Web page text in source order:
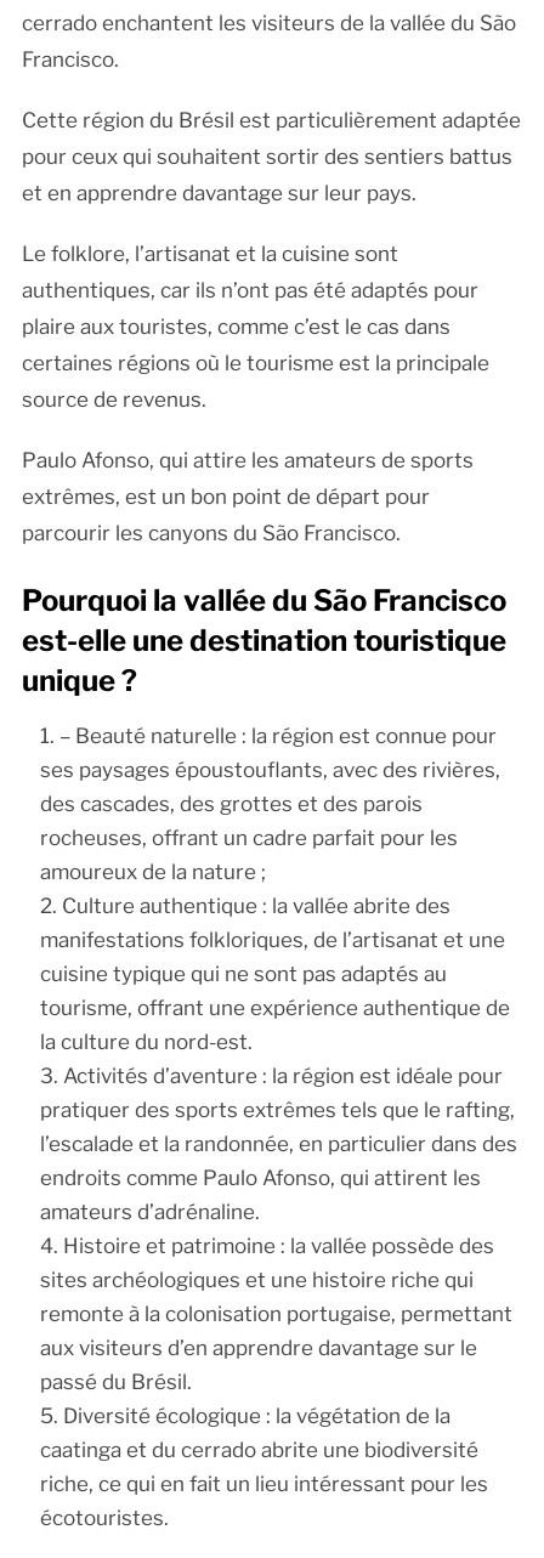
cerrado enchantent les visiteurs de la vallée du São
Francisco.
Cette région du Brésil est particulièrement adaptée
pour ceux qui souhaitent sortir des sentiers battus
et en apprendre davantage sur leur pays.
Le folklore, l’artisanat et la cuisine sont
authentiques, car ils n’ont pas été adaptés pour
plaire aux touristes, comme c’est le cas dans
certaines régions où le tourisme est la principale
source de revenus.
Paulo Afonso, qui attire les amateurs de sports
extrêmes, est un bon point de départ pour
parcourir les canyons du São Francisco.
Pourquoi la vallée du São Francisco
est-elle une destination touristique
unique ?
– Beauté naturelle : la région est connue pour
ses paysages époustouflants, avec des rivières,
des cascades, des grottes et des parois
rocheuses, offrant un cadre parfait pour les
amoureux de la nature ;
Culture authentique : la vallée abrite des
manifestations folkloriques, de l’artisanat et une
cuisine typique qui ne sont pas adaptés au
tourisme, offrant une expérience authentique de
la culture du nord-est.
Activités d’aventure : la région est idéale pour
pratiquer des sports extrêmes tels que le rafting,
l’escalade et la randonnée, en particulier dans des
endroits comme Paulo Afonso, qui attirent les
amateurs d’adrénaline.
Histoire et patrimoine : la vallée possède des
sites archéologiques et une histoire riche qui
remonte à la colonisation portugaise, permettant
aux visiteurs d’en apprendre davantage sur le
passé du Brésil.
Diversité écologique : la végétation de la
caatinga et du cerrado abrite une biodiversité
riche, ce qui en fait un lieu intéressant pour les
écotouristes.